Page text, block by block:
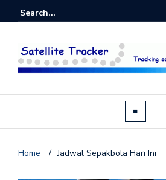
Home / Jadwal Sepakbola Hari Ini